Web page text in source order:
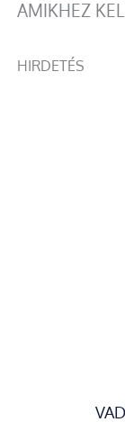
AMIKHEZ
HIRDETÉS